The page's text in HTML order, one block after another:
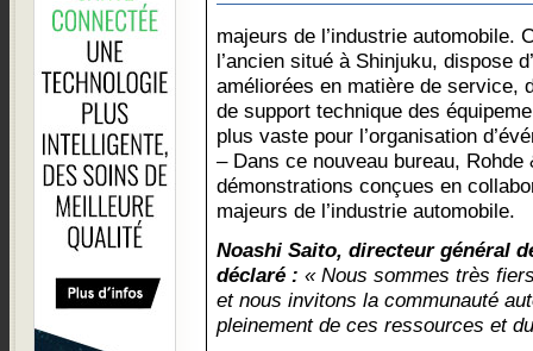
majeurs de l’industrie automobile.
l’ancien situé à Shinjuku, dispose
améliorées en matière de service,
de support technique des
plus vaste pour l’organisation
– Dans ce nouveau bureau,
démonstrations conçues en
majeurs de l’industrie automobile.
Noashi Saito, directeur général
déclaré : « Nous sommes très
et nous invitons la communauté
pleinement de ces ressources et